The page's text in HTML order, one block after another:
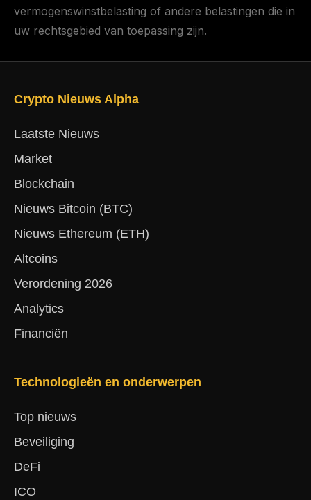
vermogenswinstbelasting of andere belastingen die in
uw rechtsgebied van toepassing zijn.
Crypto Nieuws Alpha
Laatste Nieuws
Market
Blockchain
Nieuws Bitcoin (BTC)
Nieuws Ethereum (ETH)
Altcoins
Verordening 2026
Analytics
Financiën
Technologieën en onderwerpen
Top nieuws
Beveiliging
DeFi
ICO